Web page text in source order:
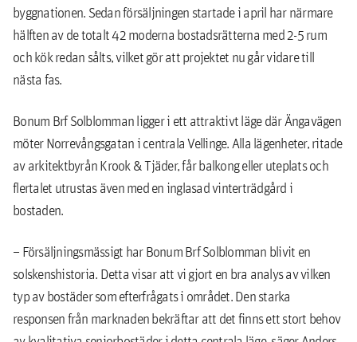
byggnationen. Sedan försäljningen startade i april har närmare
hälften av de totalt 42 moderna bostadsrätterna med 2-5 rum
och kök redan sålts, vilket gör att projektet nu går vidare till
nästa fas.
Bonum Brf Solblomman ligger i ett attraktivt läge där Ängavägen
möter Norrevångsgatan i centrala Vellinge. Alla lägenheter, ritade
av arkitektbyrån Krook & Tjäder, får balkong eller uteplats och
flertalet utrustas även med en inglasad vinterträdgård i
bostaden.
– Försäljningsmässigt har Bonum Brf Solblomman blivit en
solskenshistoria. Detta visar att vi gjort en bra analys av vilken
typ av bostäder som efterfrågats i området. Den starka
responsen från marknaden bekräftar att det finns ett stort behov